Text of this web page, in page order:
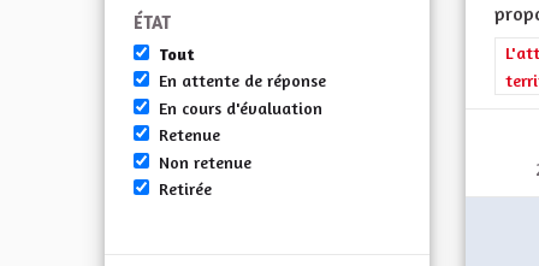
ÉTAT
Tout
En attente de réponse
En cours d'évaluation
Retenue
Non retenue
Retirée